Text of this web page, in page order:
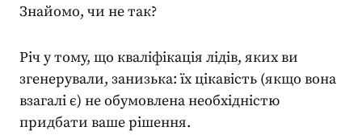
Знайомо, чи не так?
Річ у тому, що кваліфікація лідів, яких ви
згенерували, занизька: їх цікавість (якщо вона
взагалі є) не обумовлена необхідністю
придбати ваше рішення.